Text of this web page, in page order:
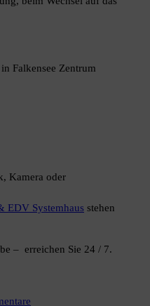
Falkensee Zentrum
Kamera oder
EDV Systemhaus stehen
– erreichen Sie 24 / 7.